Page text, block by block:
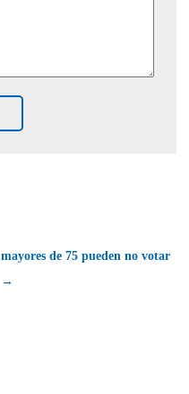
mayores de 75 pueden no votar
→